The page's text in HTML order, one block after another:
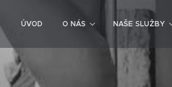
ÚVOD O NÁS NAŠE SLUŽBY